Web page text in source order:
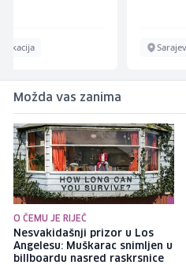
Možda vas zanima
O ČEMU JE RIJEČ
Nesvakidašnji prizor u Los
Angelesu: Muškarac snimljen u
billboardu nasred raskrsnice